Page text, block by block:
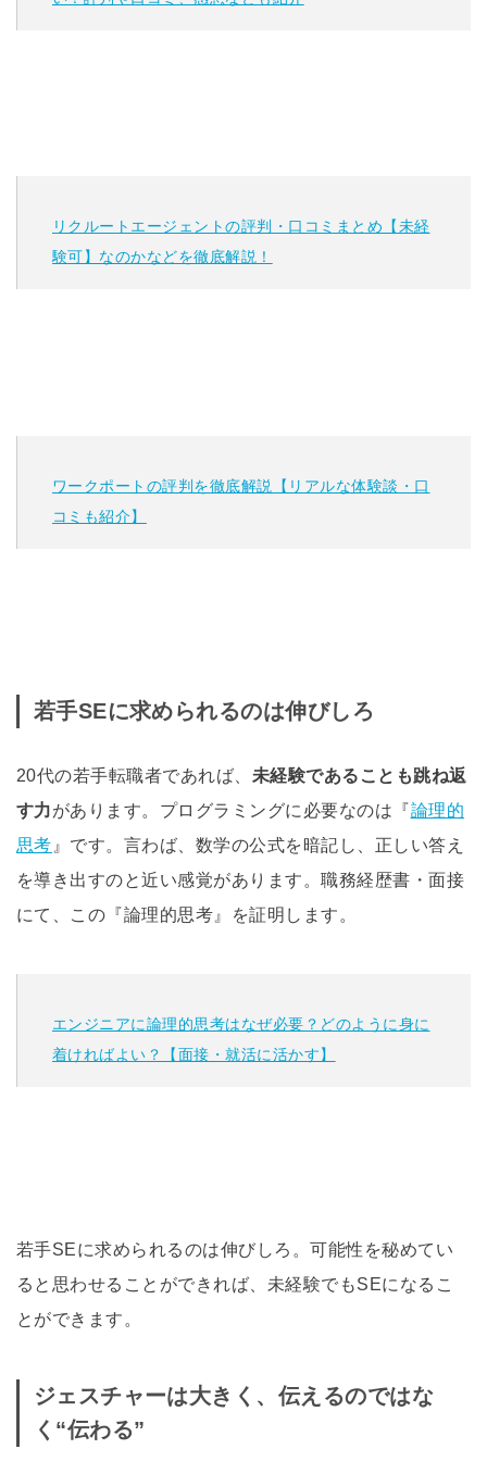
リクルートエージェントの評判・口コミまとめ【未経
験可】なのかなどを徹底解説！
ワークポートの評判を徹底解説【リアルな体験談・口
コミも紹介】
若手SEに求められるのは伸びしろ
20代の若手転職者であれば、 未経験であることも跳ね返
す力があります。プログラミングに必要なのは『論理的
思考 』です。言わば、数学の公式を暗記し、正しい答え
を導き出すのと近い感覚があります。職務経歴書・面接
にて、この『論理的思考』を証明します。
エンジニアに論理的思考はなぜ必要？どのように身に
着ければよい？【面接・就活に活かす】
若手SEに求められるのは伸びしろ。可能性を秘めてい
ると思わせることができれば、未経験でもSEになるこ
とができます。
ジェスチャーは大きく、伝えるのではな
く“伝わる”